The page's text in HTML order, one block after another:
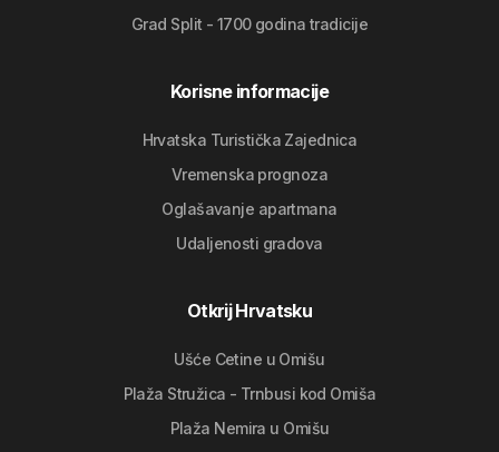
Grad Split - 1700 godina tradicije
Korisne informacije
Hrvatska Turistička Zajednica
Vremenska prognoza
Oglašavanje apartmana
Udaljenosti gradova
Otkrij Hrvatsku
Ušće Cetine u Omišu
Plaža Stružica - Trnbusi kod Omiša
Plaža Nemira u Omišu